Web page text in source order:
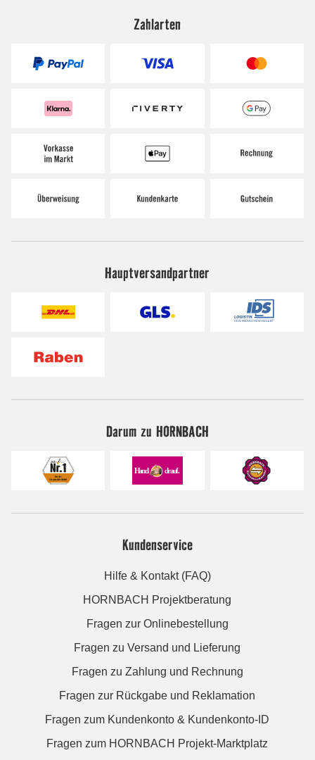
Zahlarten
Hauptversandpartner
Darum zu HORNBACH
Kundenservice
Hilfe & Kontakt (FAQ)
HORNBACH Projektberatung
Fragen zur Onlinebestellung
Fragen zu Versand und Lieferung
Fragen zu Zahlung und Rechnung
Fragen zur Rückgabe und Reklamation
Fragen zum Kundenkonto & Kundenkonto-ID
Fragen zum HORNBACH Projekt-Marktplatz